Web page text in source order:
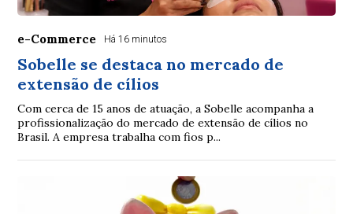
e-Commerce Há 16 minutos
Sobelle se destaca no mercado de
extensão de cílios
Com cerca de 15 anos de atuação, a Sobelle acompanha a
profissionalização do mercado de extensão de cílios no
Brasil. A empresa trabalha com fios p...